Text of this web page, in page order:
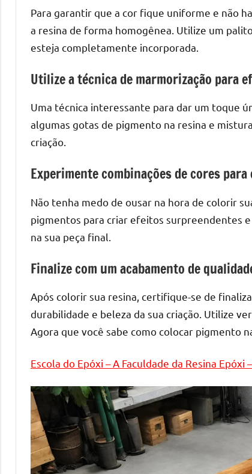
seu
com
Nosso
é
focado
as
e
criar
de
de
as
Para garantir que a cor fique uniforme e não
a resina de forma homogênea. Utilize um
esteja completamente incorporada.
Utilize a técnica de marmorização para
Uma técnica interessante para dar um toque
algumas gotas de pigmento na resina e
criação.
Experimente combinações de cores
Não tenha medo de ousar na hora de colorir
pigmentos para criar efeitos surpreendentes
na sua peça final.
Finalize com um acabamento de
Após colorir sua resina, certifique-se de
durabilidade e beleza da sua criação. Utilize
Agora que você sabe como colocar pigmento
Escola do Epóxi – A Faculdade da Resina Epóxi